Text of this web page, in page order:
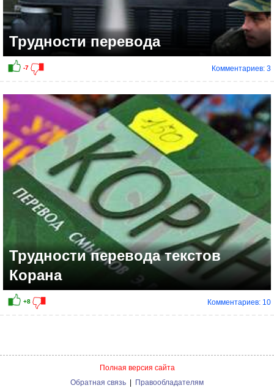
+10
Трудности перевода
Комментариев: 3
Трудности перевода текстов
Корана
Комментариев: 10
Полная версия сайта
Обратная связь
Правообладателям